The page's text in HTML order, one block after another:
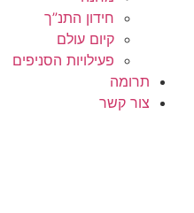
חידון התנ”ך
קיום עולם
פעילויות הסניפים
תרומה
צור קשר